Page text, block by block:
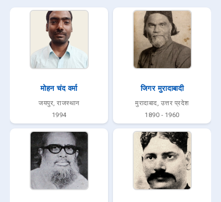
मोहन चंद वर्मा
जयपुर, राजस्थान
1994
जिगर मुरादाबादी
मुरादाबाद, उत्तर प्रदेश
1890 - 1960